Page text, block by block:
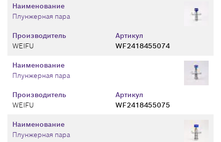
Производитель
WEIFU
Артикул
WF2418455074
Наименование
Плунжерная пара
Производитель
WEIFU
Артикул
WF2418455075
Наименование
Плунжерная пара
Наименование
Плунжерная пара